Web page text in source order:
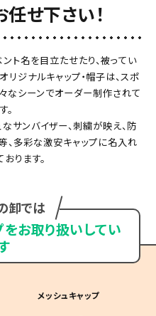
等は、8月17日より順次ご対
ご了承くださいますよう宜
せ下さい！
ト名を目立たせたり、被ってい
ジナルキャップ・帽子は、スポ
なシーンでオーダー制作されて
。
サンバイザー、刺繍が映え、防
、多彩な激安キャップに名入れ
ります。
卸では
お取り扱いしてい
メッシュキャップ